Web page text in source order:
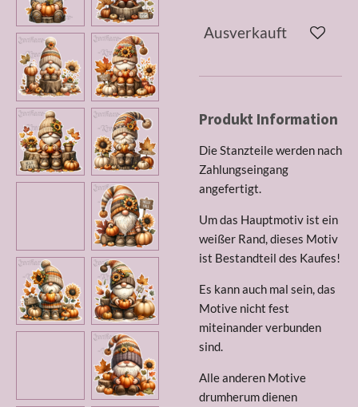
Ausverkauft
Produkt Information
Die Stanzteile werden nach
Zahlungseingang
angefertigt.
Um das Hauptmotiv ist ein
weißer Rand, dieses Motiv
ist Bestandteil des Kaufes!
Es kann auch mal sein, das
Motive nicht fest
miteinander verbunden
sind.
Alle anderen Motive
drumherum dienen